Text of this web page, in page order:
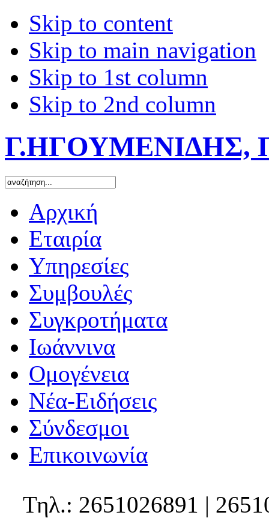
Skip to content
Skip to main navigation
Skip to 1st column
Skip to 2nd column
Γ.ΗΓΟΥΜΕΝΙΔΗΣ,
Αρχική
Εταιρία
Υπηρεσίες
Συμβουλές
Συγκροτήματα
Ιωάννινα
Ομογένεια
Νέα-Ειδήσεις
Σύνδεσμοι
Επικοινωνία
Τηλ.: 2651026891 |